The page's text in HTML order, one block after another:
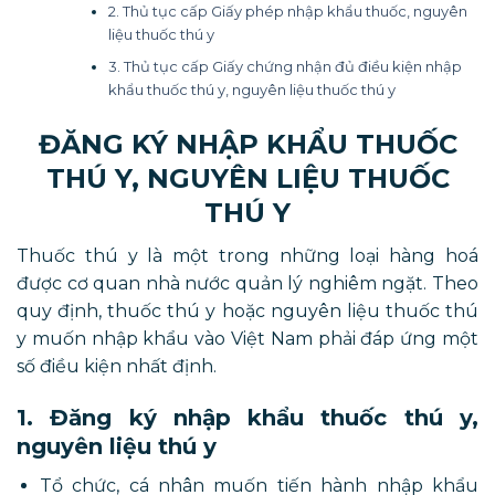
2. Thủ tục cấp Giấy phép nhập khẩu thuốc, nguyên
liệu thuốc thú y
3. Thủ tục cấp Giấy chứng nhận đủ điều kiện nhập
khẩu thuốc thú y, nguyên liệu thuốc thú y
ĐĂNG KÝ NHẬP KHẨU THUỐC
THÚ Y, NGUYÊN LIỆU THUỐC
THÚ Y
Thuốc thú y là một trong những loại hàng hoá
được cơ quan nhà nước quản lý nghiêm ngặt. Theo
quy định, thuốc thú y hoặc nguyên liệu thuốc thú
y muốn nhập khẩu vào Việt Nam phải đáp ứng một
số điều kiện nhất định.
1. Đăng ký nhập khẩu thuốc thú y,
nguyên liệu thú y
Tổ chức, cá nhân muốn tiến hành nhập khẩu